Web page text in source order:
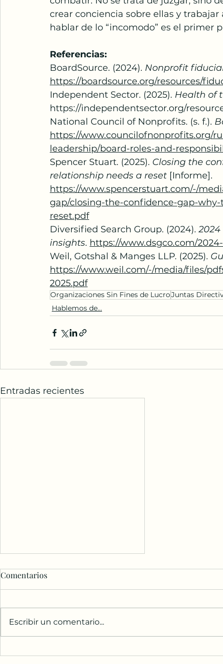
crear conciencia sobre ellas y
hablar de lo “incomodo” es el primer
Referencias:
BoardSource. (2024). Nonprofit
https://boardsource.org/resources/
Independent Sector. (2025). Health of
https://independentsector.org/
National Council of Nonprofits. (s. f.).
https://www.councilofnonprofits.org/
leadership/board-roles-and-
Spencer Stuart. (2025). Closing the
relationship needs a reset [Informe].
https://www.spencerstuart.com/-/
gap/closing-the-confidence-gap-
reset.pdf
Diversified Search Group. (2024).
insights. https://www.dsgco.com/
Weil, Gotshal & Manges LLP. (2025).
https://www.weil.com/-/media/files/
2025.pdf
Organizaciones Sin Fines de LucroJuntas
Hablemos de...
Entradas recientes
Hablemos de… Discrimen
Comentarios
Escribir un comentario...